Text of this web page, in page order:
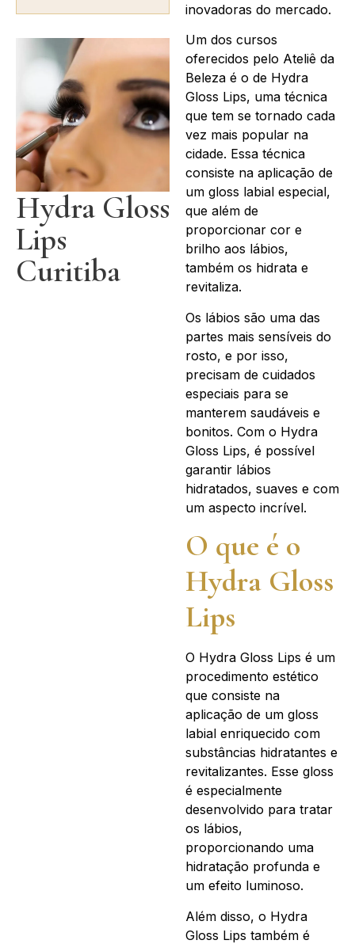
Hydra Gloss
Lips
Curitiba
inovadoras do mercado.
Um dos cursos
oferecidos pelo Ateliê da
Beleza é o de Hydra
Gloss Lips, uma técnica
que tem se tornado cada
vez mais popular na
cidade. Essa técnica
consiste na aplicação de
um gloss labial especial,
que além de
proporcionar cor e
brilho aos lábios,
também os hidrata e
revitaliza.
Os lábios são uma das
partes mais sensíveis do
rosto, e por isso,
precisam de cuidados
especiais para se
manterem saudáveis e
bonitos. Com o Hydra
Gloss Lips, é possível
garantir lábios
hidratados, suaves e com
um aspecto incrível.
O que é o
Hydra Gloss
Lips
O Hydra Gloss Lips é um
procedimento estético
que consiste na
aplicação de um gloss
labial enriquecido com
substâncias hidratantes e
revitalizantes. Esse gloss
é especialmente
desenvolvido para tratar
os lábios,
proporcionando uma
hidratação profunda e
um efeito luminoso.
Além disso, o Hydra
Gloss Lips também é